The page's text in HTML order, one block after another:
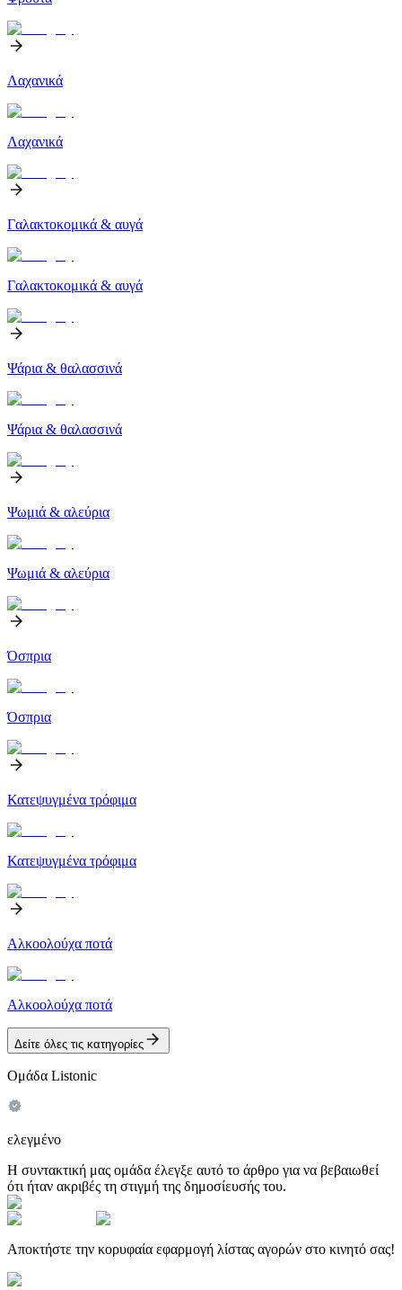
Λαχανικά
Λαχανικά
Γαλακτοκομικά & αυγά
Γαλακτοκομικά & αυγά
Ψάρια & θαλασσινά
Ψάρια & θαλασσινά
Ψωμιά & αλεύρια
Ψωμιά & αλεύρια
Όσπρια
Όσπρια
Κατεψυγμένα τρόφιμα
Κατεψυγμένα τρόφιμα
Αλκοολούχα ποτά
Αλκοολούχα ποτά
Δείτε όλες τις κατηγορίες
Ομάδα Listonic
ελεγμένο
Η συντακτική μας ομάδα έλεγξε αυτό το άρθρο για να βεβαιωθεί
ότι ήταν ακριβές τη στιγμή της δημοσίευσής του.
Αποκτήστε την κορυφαία εφαρμογή λίστας αγορών στο κινητό σας!